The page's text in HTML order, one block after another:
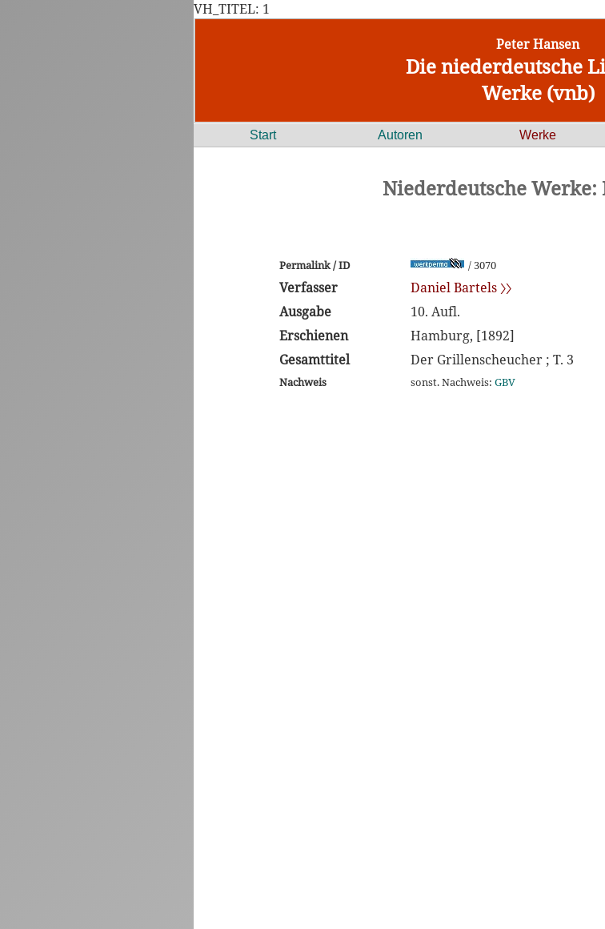
VH_TITEL: 1
Peter Hansen
Die niederdeutsche
Werke (vnb)
Start Autoren Werke
Niederdeutsche
Permalink / ID / 3070
Verfasser
Daniel Bartels 〉〉
Ausgabe
10. Aufl.
Erschienen
Hamburg, [1892]
Gesamttitel
Der Grillenscheucher ; T. 3
Nachweis sonst. Nachweis: GBV